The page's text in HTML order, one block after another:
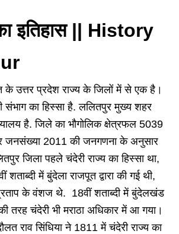
इतिहास || History
के उत्तर प्रदेश राज्य के जिलों में से एक है।
संभाग का हिस्सा है. ललितपुर मुख्य शहर
है. जिले का भौगोलिक क्षेत्रफल 5039
जनसंख्या 2011 की जनगणना के अनुसार
जिला पहले चंदेरी राज्य का हिस्सा था,
शताब्दी में बुंदेला राजपूत द्वारा की गई थी,
के वंशज थे. 18वीं शताब्दी में बुंदेलखंड
तरह चंदेरी भी मराठा अधिकार में आ गया।
राव सिंधिया ने 1811 में चंदेरी राज्य का